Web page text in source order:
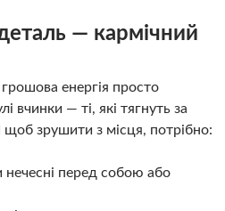
— кармічний
енергія просто
вчинки — ті, які тягнуть за
щоб зрушити з місця, потрібно:
нечесні перед собою або